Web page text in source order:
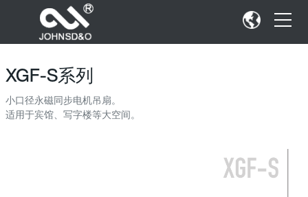
XGF-S系列
小口径永磁同步电机吊扇。
适用于宾馆、写字楼等大空间。